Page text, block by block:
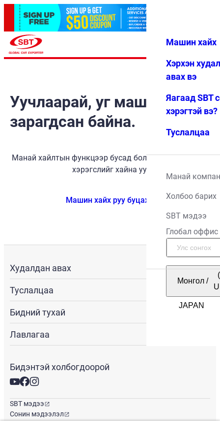
Дуртай Цэс
Машин хайх
Хэрхэн
авах вэ
Яагаад SBT
хэрэгтэй вэ?
Туслалцаа
Манай
Холбоо барих
SBT мэдээ
Глобал оффис
Монгол /
Уучлаарай, уг машин
зарагдсан байна.
Манай хайлтын функцээр бусад боломжит тээврийн
хэрэгслийг хайна уу.
Машин хайх руу буцах
Худалдан авах
Туслалцаа
Бидний тухай
Лавлагаа
Бидэнтэй холбогдоорой
SBT мэдээ
Сонин мэдээлэл